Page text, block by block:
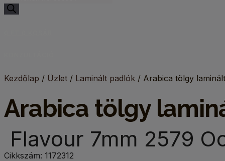
search
Kezdőlap / Üzlet / Laminált padlók / Arabica tölgy
Arabica tölgy
Flavour 7mm 2579
Cikkszám: 1172312